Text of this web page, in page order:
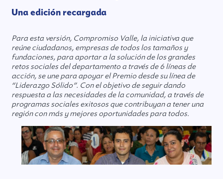
Una edición recargada
Para esta versión, Compromiso Valle, la iniciativa que
reúne ciudadanos, empresas de todos los tamaños y
fundaciones, para aportar a la solución de los grandes
retos sociales del departamento a través de 6 líneas de
acción, se une para apoyar el Premio desde su línea de
“Liderazgo Sólido”. Con el objetivo de seguir dando
respuesta a las necesidades de la comunidad, a través de
programas sociales exitosos que contribuyan a tener una
región con más y mejores oportunidades para todos.